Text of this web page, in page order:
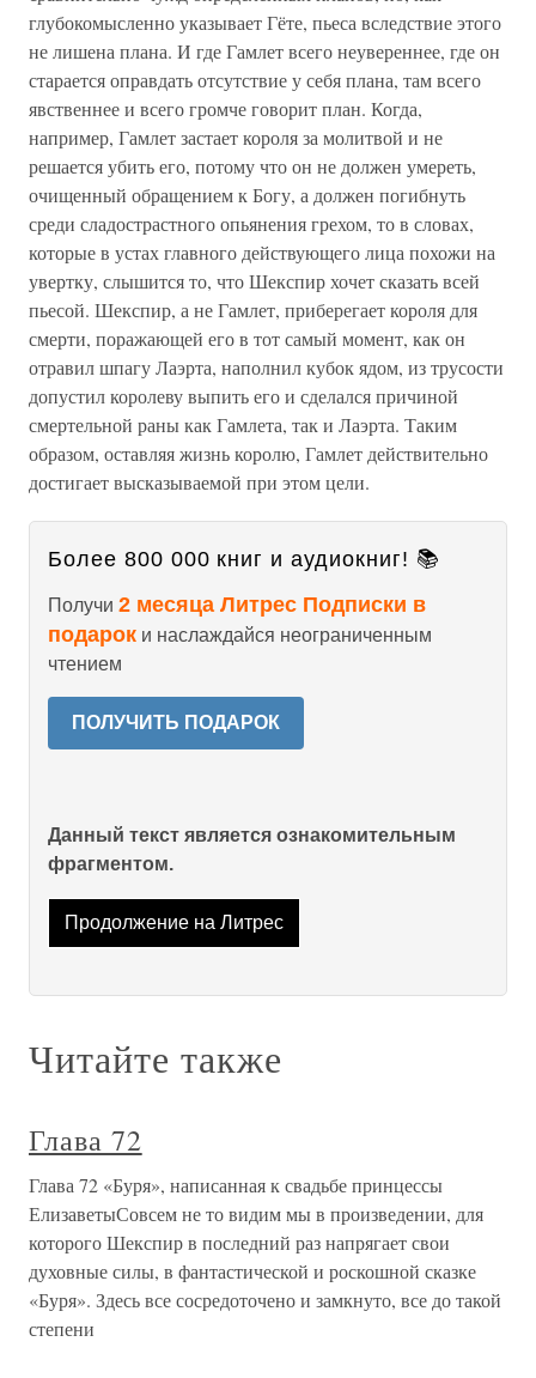
глубокомысленно указывает Гёте, пьеса вследствие этого
не лишена плана. И где Гамлет всего неувереннее, где он
старается оправдать отсутствие у себя плана, там всего
явственнее и всего громче говорит план. Когда,
например, Гамлет застает короля за молитвой и не
решается убить его, потому что он не должен умереть,
очищенный обращением к Богу, а должен погибнуть
среди сладострастного опьянения грехом, то в словах,
которые в устах главного действующего лица похожи на
увертку, слышится то, что Шекспир хочет сказать всей
пьесой. Шекспир, а не Гамлет, приберегает короля для
смерти, поражающей его в тот самый момент, как он
отравил шпагу Лаэрта, наполнил кубок ядом, из трусости
допустил королеву выпить его и сделался причиной
смертельной раны как Гамлета, так и Лаэрта. Таким
образом, оставляя жизнь королю, Гамлет действительно
достигает высказываемой при этом цели.
Более 800 000 книг и аудиокниг! 📚
Получи 2 месяца Литрес Подписки в
подарок и наслаждайся неограниченным
чтением
ПОЛУЧИТЬ ПОДАРОК
Данный текст является ознакомительным
фрагментом.
Продолжение на Литрес
Читайте также
Глава 72
Глава 72 «Буря», написанная к свадьбе принцессы
ЕлизаветыСовсем не то видим мы в произведении, для
которого Шекспир в последний раз напрягает свои
духовные силы, в фантастической и роскошной сказке
«Буря». Здесь все сосредоточено и замкнуто, все до такой
степени